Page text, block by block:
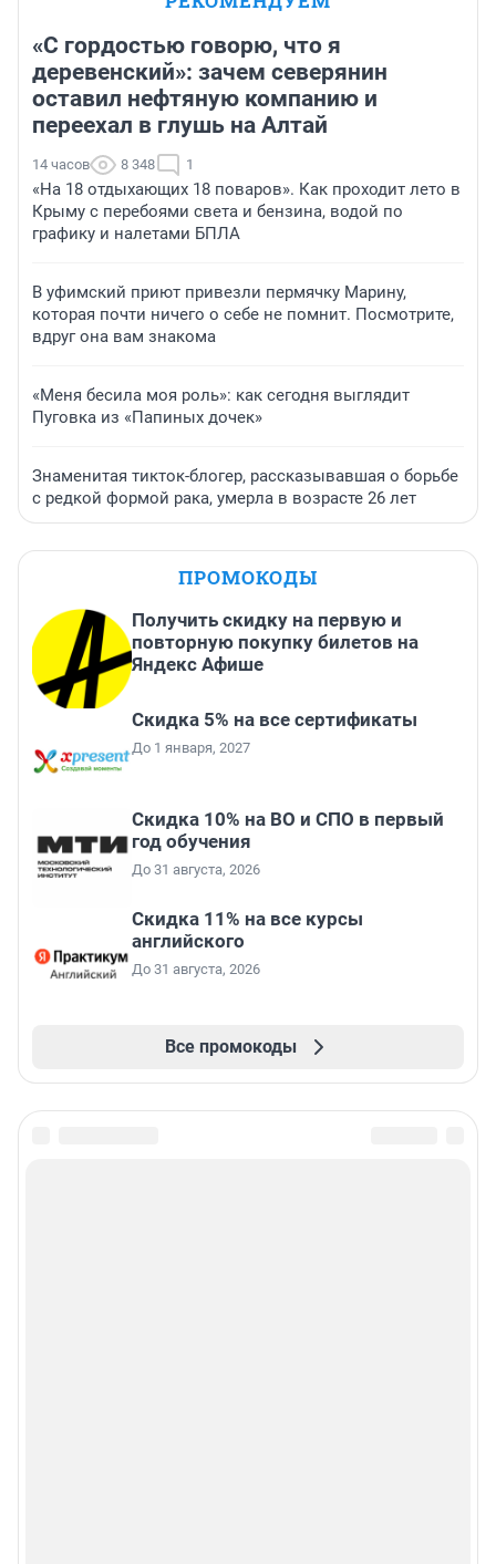
«С гордостью говорю, что я
деревенский»: зачем северянин
оставил нефтяную компанию и
переехал в глушь на Алтай
14 часов 8 348 1
«На 18 отдыхающих 18 поваров». Как проходит лето в
Крыму с перебоями света и бензина, водой по
графику и налетами БПЛА
В уфимский приют привезли пермячку Марину,
которая почти ничего о себе не помнит. Посмотрите,
вдруг она вам знакома
«Меня бесила моя роль»: как сегодня выглядит
Пуговка из «Папиных дочек»
Знаменитая тикток-блогер, рассказывавшая о борьбе
с редкой формой рака, умерла в возрасте 26 лет
ПРОМОКОДЫ
Получить скидку на первую и
повторную покупку билетов на
Яндекс Афише
Скидка 5% на все сертификаты
До 1 января, 2027
Скидка 10% на ВО и СПО в первый
год обучения
До 31 августа, 2026
Скидка 11% на все курсы
английского
До 31 августа, 2026
Все промокоды